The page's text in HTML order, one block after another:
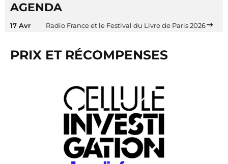
AGENDA
17 Avr Radio France et le Festival du Livre de Paris 2026
PRIX ET RÉCOMPENSES